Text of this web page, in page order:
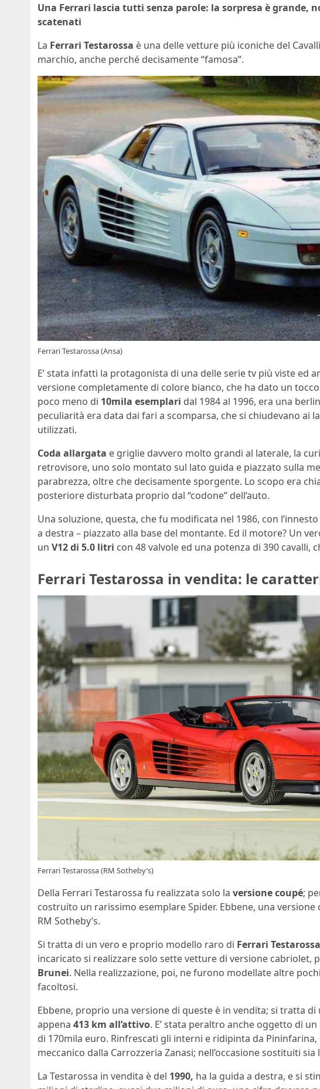
Una Ferrari lascia tutti senza parole: la sorpresa è grande,
scatenati
La Ferrari Testarossa è una delle vetture più iconiche del
marchio, anche perché decisamente “famosa”.
Ferrari Testarossa (Ansa)
E’ stata infatti la protagonista di una delle serie tv più viste ed
versione completamente di colore bianco, che ha dato un
poco meno di 10mila esemplari dal 1984 al 1996, era una
peculiarità era data dai fari a scomparsa, che si chiudevano ai
utilizzati.
Coda allargata e griglie davvero molto grandi al laterale, la
retrovisore, uno solo montato sul lato guida e piazzato sulla
parabrezza, oltre che decisamente sporgente. Lo scopo era
posteriore disturbata proprio dal “codone” dell’auto.
Una soluzione, questa, che fu modificata nel 1986, con
a destra – piazzato alla base del montante. Ed il motore? Un
un V12 di 5.0 litri con 48 valvole ed una potenza di 390 cavalli,
Ferrari Testarossa in vendita: le
Ferrari Testarossa (RM Sotheby’s)
Della Ferrari Testarossa fu realizzata solo la versione coupé;
costruito un rarissimo esemplare Spider. Ebbene, una versione
RM Sotheby’s.
Si tratta di un vero e proprio modello raro di Ferrari
incaricato si realizzare solo sette vetture di versione cabriolet,
Brunei. Nella realizzazione, poi, ne furono modellate altre
facoltosi.
Ebbene, proprio una versione di queste è in vendita; si tratta di
appena 413 km all’attivo. E’ stata peraltro anche oggetto di
di 170mila euro. Rinfrescati gli interni e ridipinta da
meccanico dalla Carrozzeria Zanasi; nell’occasione sostituiti
La Testarossa in vendita è del 1990, ha la guida a destra, e si